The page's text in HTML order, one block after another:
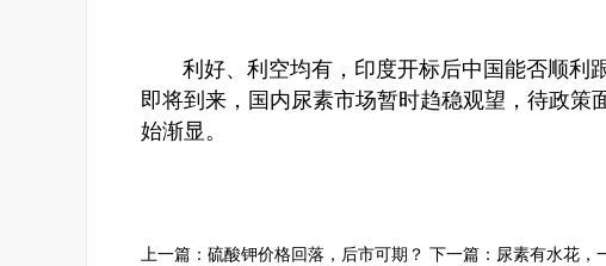
利好、利空均有，印度开标后中国能否顺利
即将到来，国内尿素市场暂时趋稳观望，待政
始渐显。
上一篇： 硫酸钾价格回落，后市可期？ 下一篇： 尿素有水花，